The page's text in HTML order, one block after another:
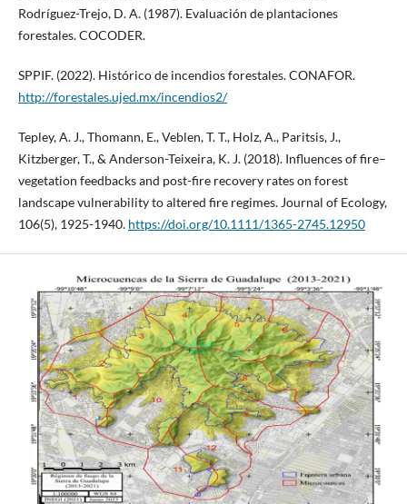
Rodríguez-Trejo, D. A. (1987). Evaluación de plantaciones
forestales. COCODER.
SPPIF. (2022). Histórico de incendios forestales. CONAFOR.
http://forestales.ujed.mx/incendios2/
Tepley, A. J., Thomann, E., Veblen, T. T., Holz, A., Paritsis, J.,
Kitzberger, T., & Anderson-Teixeira, K. J. (2018). Influences of fire–
vegetation feedbacks and post-fire recovery rates on forest
landscape vulnerability to altered fire regimes. Journal of Ecology,
106(5), 1925-1940. https://doi.org/10.1111/1365-2745.12950